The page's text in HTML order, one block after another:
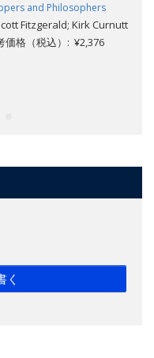
and Philosophers
Fitzgerald; Kirk Curnutt
価格（税込）: ¥2,376
く